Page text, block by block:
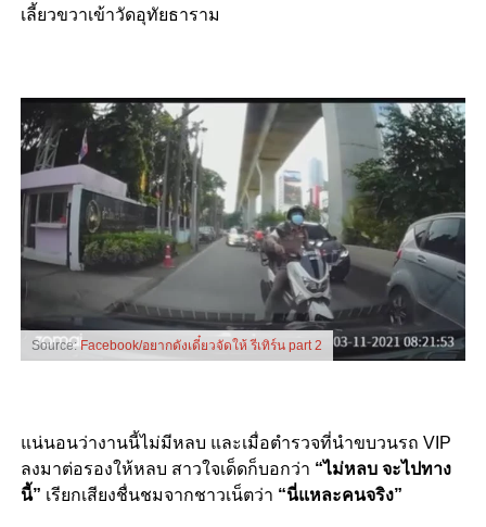
เลี้ยวขวาเข้าวัดอุทัยธาราม
Source:Facebook/อยากดังเดี๋ยวจัดให้ รีเทิร์น part 2
แน่นอนว่างานนี้ไม่มีหลบ และเมื่อตำรวจที่นำขบวนรถ VIP
ลงมาต่อรองให้หลบ สาวใจเด็ดก็บอกว่า “ไม่หลบ จะไปทาง
นี้” เรียกเสียงชื่นชมจากชาวเน็ตว่า “นี่แหละคนจริง”